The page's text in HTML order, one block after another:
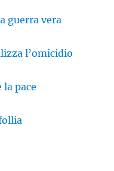
guerra vera
l’omicidio
pace